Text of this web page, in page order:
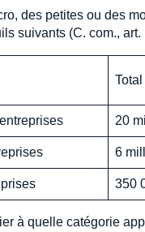
des petites ou des
suivants (C. com., art.
20
6
350
à quelle catégorie